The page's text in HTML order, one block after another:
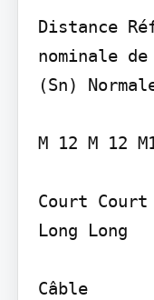
Distance
nominale
(Sn)
M 12 M 12
Court Court
Long Long
Câble